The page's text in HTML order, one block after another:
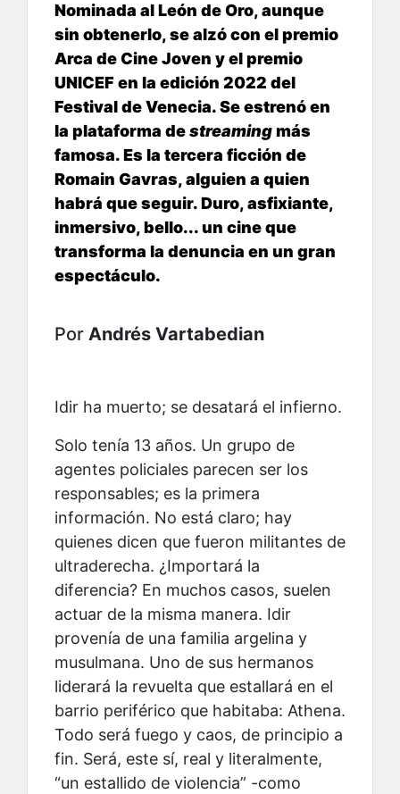
Nominada al León de Oro, aunque
sin obtenerlo, se alzó con el premio
Arca de Cine Joven y el premio
UNICEF en la edición 2022 del
Festival de Venecia. Se estrenó en
la plataforma destreamingmás
famosa. Es la tercera ficción de
Romain Gavras, alguien a quien
habrá que seguir. Duro, asfixiante,
inmersivo, bello... un cine que
transforma la denuncia en un gran
espectáculo.
Por Andrés Vartabedian
Idir ha muerto; se desatará el infierno.
Solo tenía 13 años. Un grupo de
agentes policiales parecen ser los
responsables; es la primera
información. No está claro; hay
quienes dicen que fueron militantes de
ultraderecha. ¿Importará la
diferencia? En muchos casos, suelen
actuar de la misma manera. Idir
provenía de una familia argelina y
musulmana. Uno de sus hermanos
liderará la revuelta que estallará en el
barrio periférico que habitaba: Athena.
Todo será fuego y caos, de principio a
fin. Será, este sí, real y literalmente,
“un estallido de violencia” -como